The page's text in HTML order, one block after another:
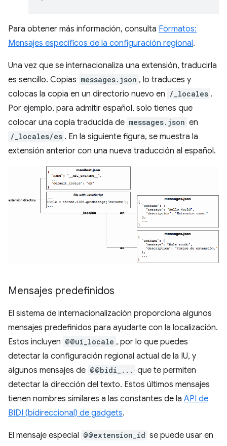
Para obtener más información, consulta Formatos:
Mensajes específicos de la configuración regional.
Una vez que se internacionaliza una extensión, traducirla
es sencillo. Copias messages.json , lo traduces y
colocas la copia en un directorio nuevo en /_locales .
Por ejemplo, para admitir español, solo tienes que
colocar una copia traducida de messages.json en
/_locales/es . En la siguiente figura, se muestra la
extensión anterior con una nueva traducción al español.
Mensajes predefinidos
El sistema de internacionalización proporciona algunos
mensajes predefinidos para ayudarte con la localización.
Estos incluyen @@ui_locale , por lo que puedes
detectar la configuración regional actual de la IU, y
algunos mensajes de @@bidi_... que te permiten
detectar la dirección del texto. Estos últimos mensajes
tienen nombres similares a las constantes de la API de
BIDI (bidireccional) de gadgets.
El mensaje especial @@extension_id se puede usar en